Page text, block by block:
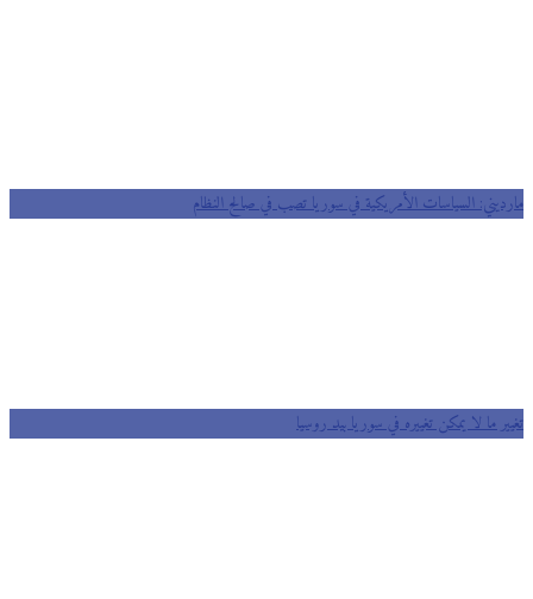
السياسات الأمريكية في سوريا تصب في صالح النظام
ما لا يمكن تغييره في سوريا بيد روسيا